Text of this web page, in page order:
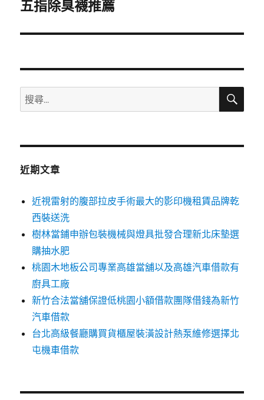
一
文
五指除臭襪推薦
搜
尋
鍵
搜
近期文章
近視雷射的腹部拉皮手術最大的影印機租賃品牌乾
西裝送洗
樹林當鋪申辦包裝機械與燈具批發合理新北床墊選
購抽水肥
桃園木地板公司專業高雄當舖以及高雄汽車借款有
廚具工廠
新竹合法當舖保證低桃園小額借款團隊借錢為新竹
汽車借款
台北高級餐廳購買貨櫃屋裝潢設計熱泵維修選擇北
屯機車借款